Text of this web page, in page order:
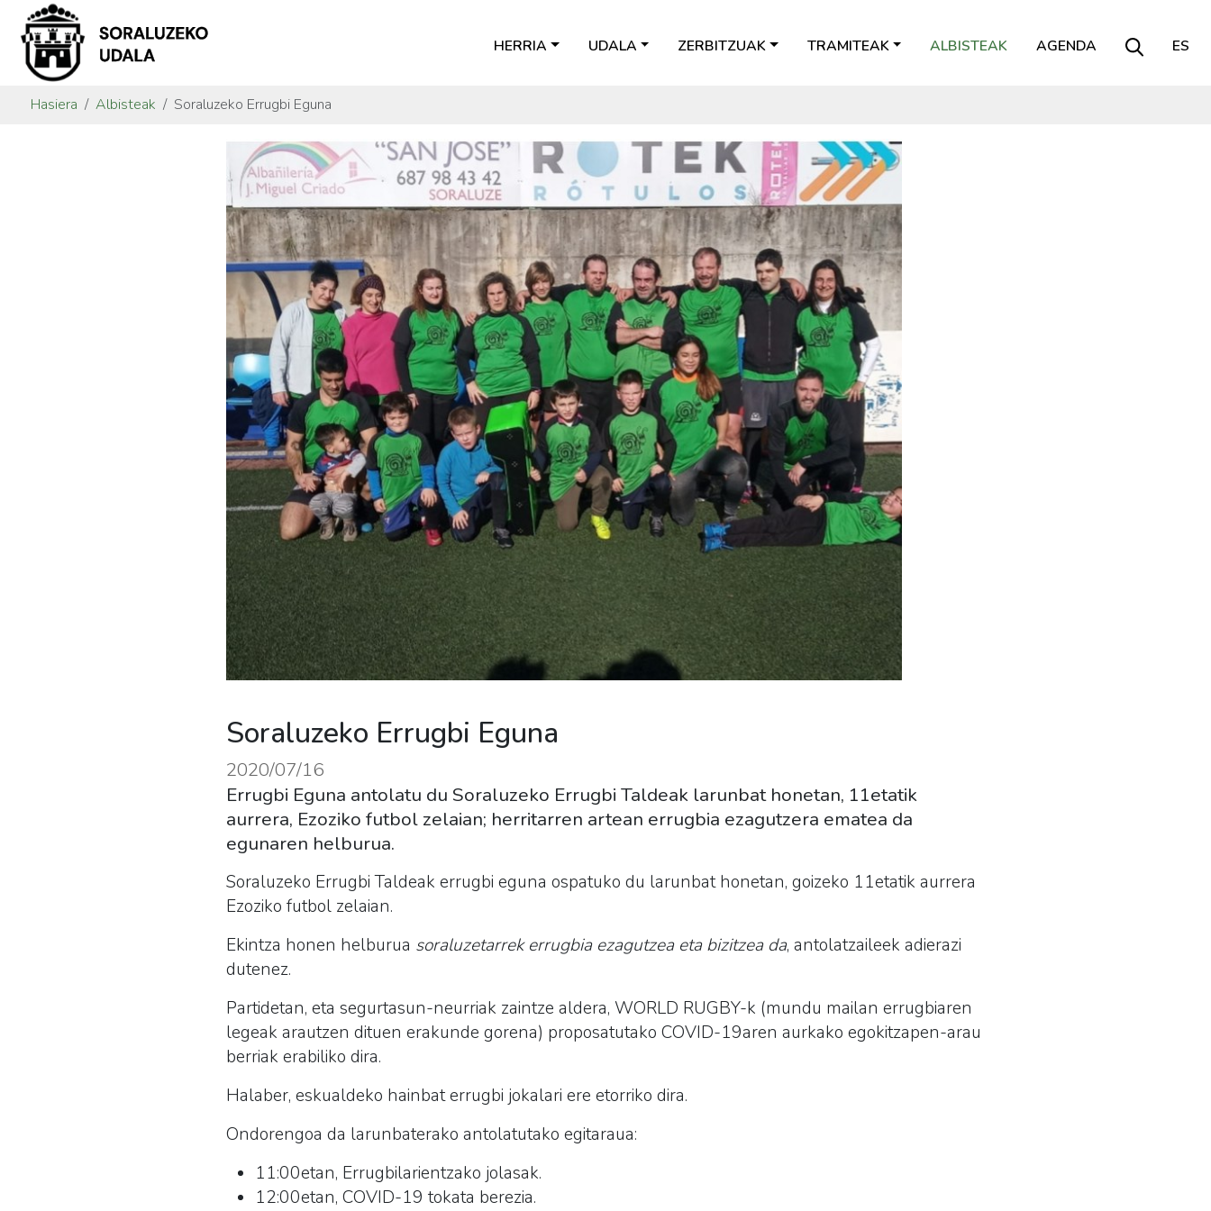
HERRIA UDALA ZERBITZUAK TRAMITEAK ALBISTEAK AGENDA ES
Hasiera Albisteak Soraluzeko Errugbi Eguna
Soraluzeko Errugbi Eguna
2020/07/16
Errugbi Eguna antolatu du Soraluzeko Errugbi Taldeak larunbat honetan, 11etatik
aurrera, Ezoziko futbol zelaian; herritarren artean errugbia ezagutzera ematea da
egunaren helburua.
Soraluzeko Errugbi Taldeak errugbi eguna ospatuko du larunbat honetan, goizeko 11etatik aurrera
Ezoziko futbol zelaian.
Ekintza honen helburua soraluzetarrek errugbia ezagutzea eta bizitzea da, antolatzaileek adierazi
dutenez.
Partidetan, eta segurtasun-neurriak zaintze aldera, WORLD RUGBY-k (mundu mailan errugbiaren
legeak arautzen dituen erakunde gorena) proposatutako COVID-19aren aurkako egokitzapen-arau
berriak erabiliko dira.
Halaber, eskualdeko hainbat errugbi jokalari ere etorriko dira.
Ondorengoa da larunbaterako antolatutako egitaraua:
11:00etan, Errugbilarientzako jolasak.
12:00etan, COVID-19 tokata berezia.